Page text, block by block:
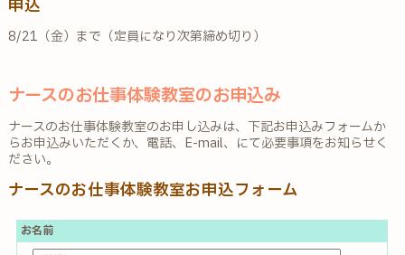
申込
8/21（金）まで（定員になり次第締め切り）
ナースのお仕事体験教室のお申込み
ナースのお仕事体験教室のお申し込みは、下記お申込みフォームか
らお申込みいただくか、電話、E-mail、にて必要事項をお知らせく
ださい。
ナースのお仕事体験教室お申込フォーム
お名前